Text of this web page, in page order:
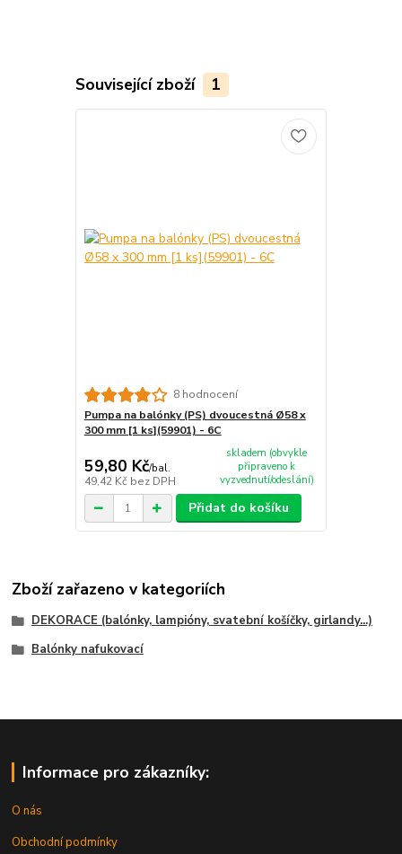
Související zboží 1
8 hodnocení
Pumpa na balónky (PS) dvoucestná Ø58 x
300 mm [1 ks](59901) - 6C
59,80 Kč/bal.
49,42 Kč bez DPH
skladem (obvykle
připraveno k
vyzvednutí/odeslání)
Přidat do košíku
Zboží zařazeno v kategoriích
DEKORACE (balónky, lampióny, svatební košíčky, girlandy...)
Balónky nafukovací
Informace pro zákazníky:
O nás
Obchodní podmínky